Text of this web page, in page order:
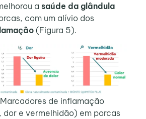
a saúde da glândula
com um alívio dos
(Figura 5).
Marcadores de inflamação
e vermelhidão) em porcas